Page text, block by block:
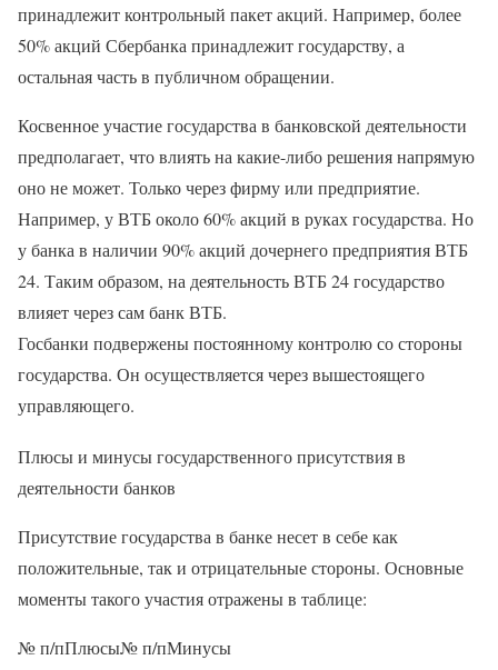
принадлежит контрольный пакет акций. Например, более
50% акций Сбербанка принадлежит государству, а
остальная часть в публичном обращении.
Косвенное участие государства в банковской деятельности
предполагает, что влиять на какие-либо решения напрямую
оно не может. Только через фирму или предприятие.
Например, у ВТБ около 60% акций в руках государства. Но
у банка в наличии 90% акций дочернего предприятия ВТБ
24. Таким образом, на деятельность ВТБ 24 государство
влияет через сам банк ВТБ.
Госбанки подвержены постоянному контролю со стороны
государства. Он осуществляется через вышестоящего
управляющего.
Плюсы и минусы государственного присутствия в
деятельности банков
Присутствие государства в банке несет в себе как
положительные, так и отрицательные стороны. Основные
моменты такого участия отражены в таблице:
№ п/пПлюсы№ п/пМинусы